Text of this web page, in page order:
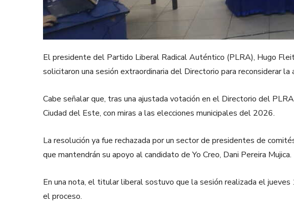
El presidente del Partido Liberal Radical Auténtico (PLRA), Hugo
solicitaron una sesión extraordinaria del Directorio para reconsiderar
Cabe señalar que, tras una ajustada votación en el Directorio del
Ciudad del Este, con miras a las elecciones municipales del 2026.
La resolución ya fue rechazada por un sector de presidentes de
que mantendrán su apoyo al candidato de Yo Creo, Dani Pereira Mujica.
En una nota, el titular liberal sostuvo que la sesión realizada el
el proceso.